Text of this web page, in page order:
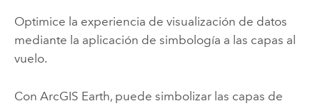
Optimice la experiencia de visualización de datos
mediante la aplicación de simbología a las capas al
vuelo.
Con ArcGIS Earth, puede simbolizar las capas de